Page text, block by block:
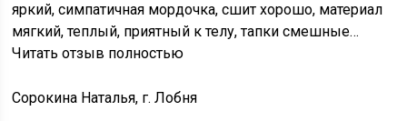
яркий, симпатичная мордочка, сшит хорошо, материал
мягкий, теплый, приятный к телу, тапки смешные…
Читать отзыв полностью
Сорокина Наталья, г. Лобня